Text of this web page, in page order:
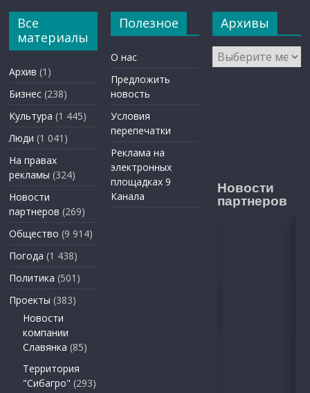
Все
материалы
Архив (1)
Бизнес (238)
Культура (1 445)
Люди (1 041)
На правах
рекламы (324)
Новости
партнеров (269)
Общество (9 914)
Погода (1 438)
Политика (501)
Проекты (383)
Новости
компании
Славянка (85)
Территория
"Сибагро" (293)
Полезное
О нас
Предложить
новость
Условия
перепечатки
Реклама на
электронных
площадках 9
Канала
Архивы
Архивы
Новости
партнеров